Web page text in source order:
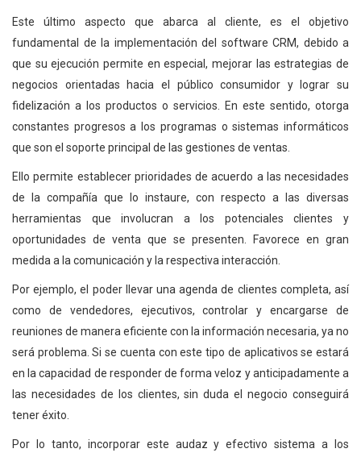
Este último aspecto que abarca al cliente, es el objetivo
fundamental de la implementación del software CRM, debido a
que su ejecución permite en especial, mejorar las estrategias de
negocios orientadas hacia el público consumidor y lograr su
fidelización a los productos o servicios. En este sentido, otorga
constantes progresos a los programas o sistemas informáticos
que son el soporte principal de las gestiones de ventas.
Ello permite establecer prioridades de acuerdo a las necesidades
de la compañía que lo instaure, con respecto a las diversas
herramientas que involucran a los potenciales clientes y
oportunidades de venta que se presenten. Favorece en gran
medida a la comunicación y la respectiva interacción.
Por ejemplo, el poder llevar una agenda de clientes completa, así
como de vendedores, ejecutivos, controlar y encargarse de
reuniones de manera eficiente con la información necesaria, ya no
será problema. Si se cuenta con este tipo de aplicativos se estará
en la capacidad de responder de forma veloz y anticipadamente a
las necesidades de los clientes, sin duda el negocio conseguirá
tener éxito.
Por lo tanto, incorporar este audaz y efectivo sistema a los